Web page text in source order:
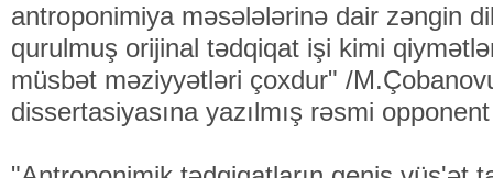
antroponimiya məsələlərinə dair zəngin
qurulmuş orijinal tədqiqat işi kimi
müsbət məziyyətləri çoxdur" /
dissertasiyasına yazılmış rəsmi